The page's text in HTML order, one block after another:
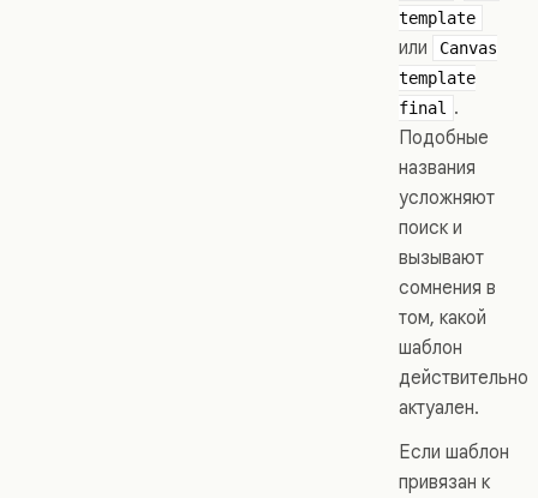
template
или
Canvas
template
final
.
Подобные
названия
усложняют
поиск и
вызывают
сомнения в
том, какой
шаблон
действительно
актуален.
Если шаблон
привязан к